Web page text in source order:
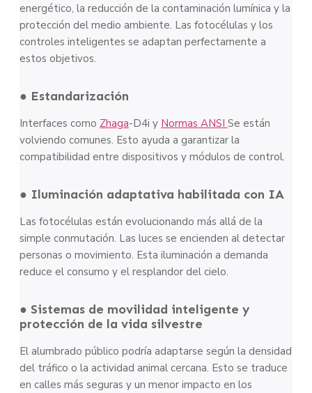
energético, la reducción de la contaminación lumínica y la
protección del medio ambiente. Las fotocélulas y los
controles inteligentes se adaptan perfectamente a
estos objetivos.
● Estandarización
Interfaces como Zhaga-D4i y Normas ANSI Se están
volviendo comunes. Esto ayuda a garantizar la
compatibilidad entre dispositivos y módulos de control.
● Iluminación adaptativa habilitada con IA
Las fotocélulas están evolucionando más allá de la
simple conmutación. Las luces se encienden al detectar
personas o movimiento. Esta iluminación a demanda
reduce el consumo y el resplandor del cielo.
● Sistemas de movilidad inteligente y
protección de la vida silvestre
El alumbrado público podría adaptarse según la densidad
del tráfico o la actividad animal cercana. Esto se traduce
en calles más seguras y un menor impacto en los